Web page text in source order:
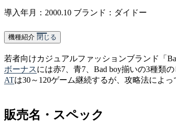
導入年月：2000.10 ブランド：ダイドー
機種紹介 閉じる
若者向けカジュアルファッションブランド「
ボーナスには赤7、青7、Bad boy揃いの3種類
ATは30～120ゲーム継続するが、攻略法によ
販売名・スペック